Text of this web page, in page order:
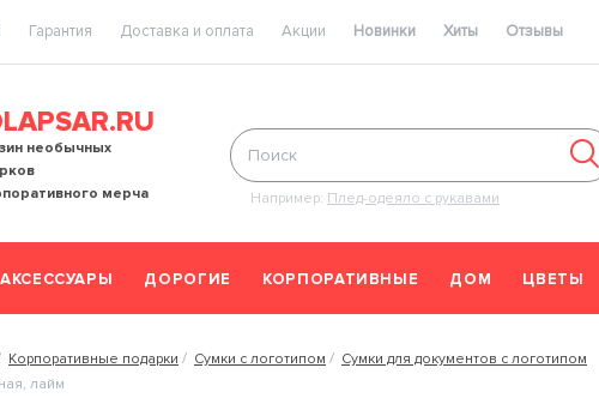
Гарантия Доставка и оплата Акции Новинки Хиты Отзывы
необычных
мерча
Например: Плед-одеяло с рукавами
АКСЕССУАРЫ ДОРОГИЕ КОРПОРАТИВНЫЕ ДОМ ЦВЕТЫ
Корпоративные подарки Сумки с логотипом
Сумки для документов с логотипом
лайм